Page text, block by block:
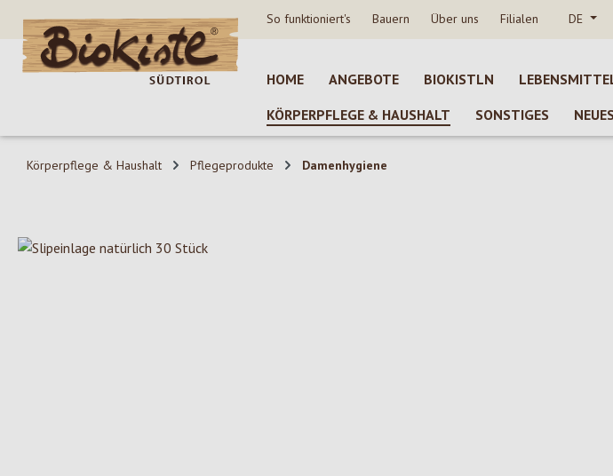
Hauptinhalt springen
Zur Suche springen
Zur Hauptnavigation springen So funktioniert's Bauern Über uns Filialen DE
HOME ANGEBOTE BIOKISTLN
KÖRPERPFLEGE & HAUSHALT
SONSTIGES NEUES
Körperpflege & Haushalt Pflegeprodukte Damenhygiene
Bildergalerie überspringen